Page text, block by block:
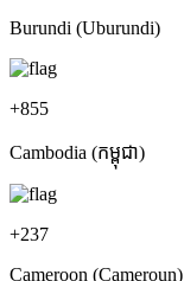
Burundi (Uburundi)
+855
Cambodia (កម្ពុជា)
+237
Cameroon (Cameroun)